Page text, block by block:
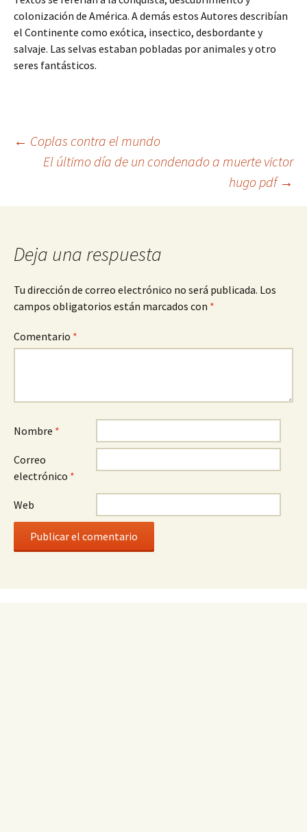
colonización de América. A demás estos Autores describían
el Continente como exótica, insectico, desbordante y
salvaje. Las selvas estaban pobladas por animales y otro
seres fantásticos.
Navegación
← Coplas contra el mundo
El último día de un condenado a muerte victor
hugo pdf →
Deja una respuesta
Tu dirección de correo electrónico no será publicada. Los
campos obligatorios están marcados con *
Comentario *
Nombre *
Correo
electrónico *
Web